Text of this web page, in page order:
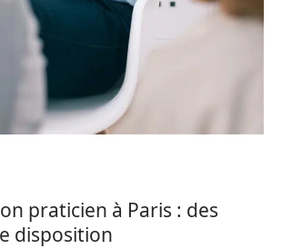
praticien à Paris : des
disposition